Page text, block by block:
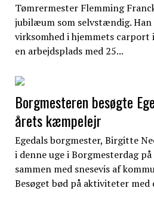
Tømrermester Flemming
jubilæum som selvstændig.
virksomhed i hjemmets carport
en arbejdsplads med 25...
Borgmesteren besøgte
årets kæmpelejr
Egedals borgmester, Birgitte
i denne uge i Borgmesterdag
sammen med snesevis af
Besøget bød på aktiviteter med